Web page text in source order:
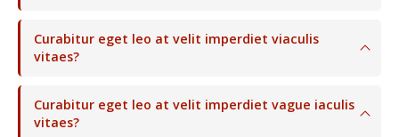
Curabitur eget leo at velit imperdiet viaculis
vitaes?
Curabitur eget leo at velit imperdiet vague iaculis
vitaes?